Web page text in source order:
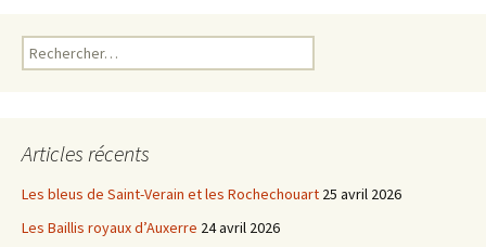
Rechercher :
Articles récents
Les bleus de Saint-Verain et les Rochechouart 25 avril 2026
Les Baillis royaux d’Auxerre 24 avril 2026